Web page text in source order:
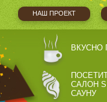
НАШ ПРОЕКТ
ВКУСНО
САЛОН
САУНУ